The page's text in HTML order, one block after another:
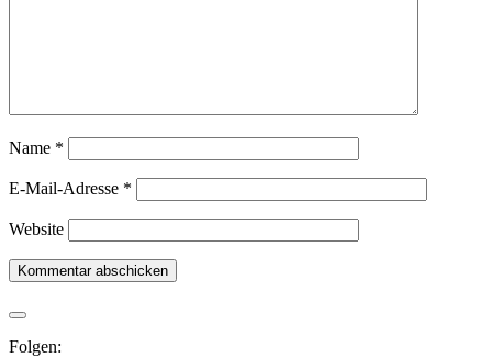
Name *
E-Mail-Adresse *
Website
Folgen: